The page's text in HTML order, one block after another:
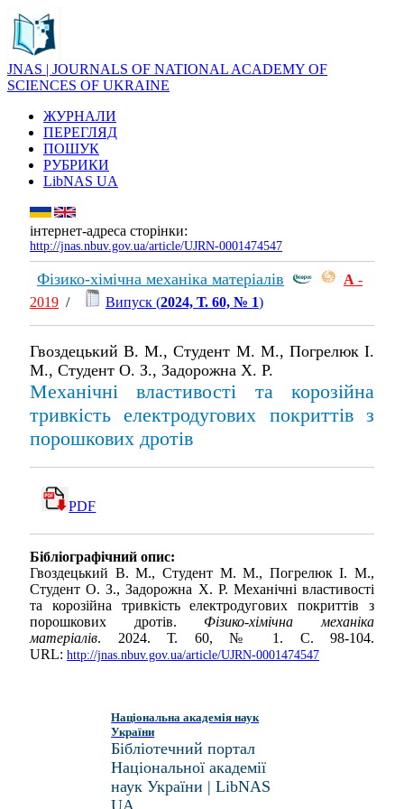
JNAS | JOURNALS OF NATIONAL ACADEMY OF
SCIENCES OF UKRAINE
ЖУРНАЛИ
ПЕРЕГЛЯД
ПОШУК
РУБРИКИ
LibNAS UA
інтернет-адреса сторінки:
http://jnas.nbuv.gov.ua/article/UJRN-0001474547
Фізико-хімічна механіка матеріалів А -
2019 / Випуск (2024, Т. 60, № 1)
Гвоздецький В. М., Студент М. М., Погрелюк І.
М., Студент О. З., Задорожна Х. Р.
Механічні властивості та корозійна
тривкість електродугових покриттів з
порошкових дротів
PDF
Бібліографічний опис:
Гвоздецький В. М., Студент М. М., Погрелюк І. М.,
Студент О. З., Задорожна Х. Р. Механічні властивості
та корозійна тривкість електродугових покриттів з
порошкових дротів. Фізико-хімічна механіка
матеріалів. 2024. Т. 60, № 1. С. 98-104.
URL: http://jnas.nbuv.gov.ua/article/UJRN-0001474547
Національна академія наук
України
Бібліотечний портал
Національної академії
наук України | LibNAS
UA